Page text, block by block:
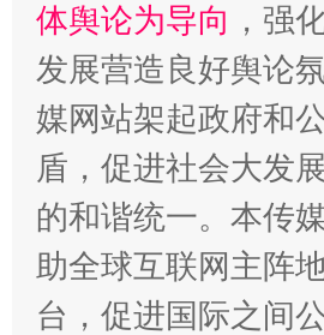
体舆论为导向 ，强
发展营造良好舆论
媒网站架起政府和
盾，促进社会大发
的和谐统一。本传
助全球互联网主阵
台，促进国际之间